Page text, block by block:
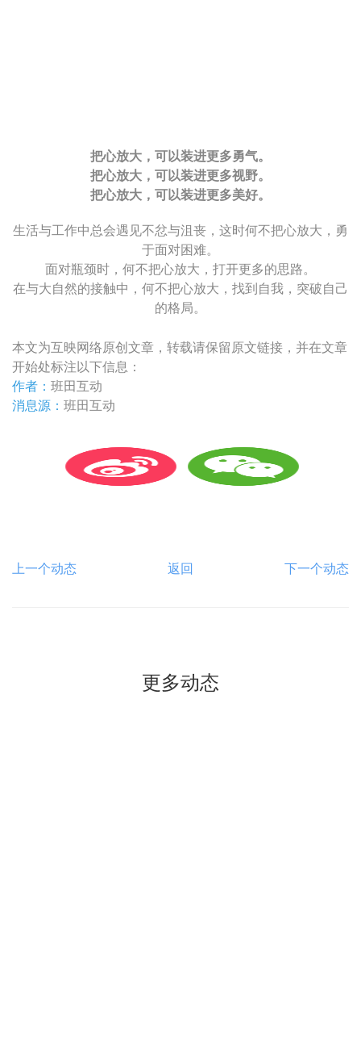
把心放大，可以装进更多勇气。
把心放大，可以装进更多视野。
把心放大，可以装进更多美好。
生活与工作中总会遇见不忿与沮丧，这时何不把心放大，勇
于面对困难。
面对瓶颈时，何不把心放大，打开更多的思路。
在与大自然的接触中，何不把心放大，找到自我，突破自己
的格局。
本文为互映网络原创文章，转载请保留原文链接，并在文章
开始处标注以下信息：
作者： 班田互动
消息源： 班田互动
上一个动态 返回 下一个动态
更多动态